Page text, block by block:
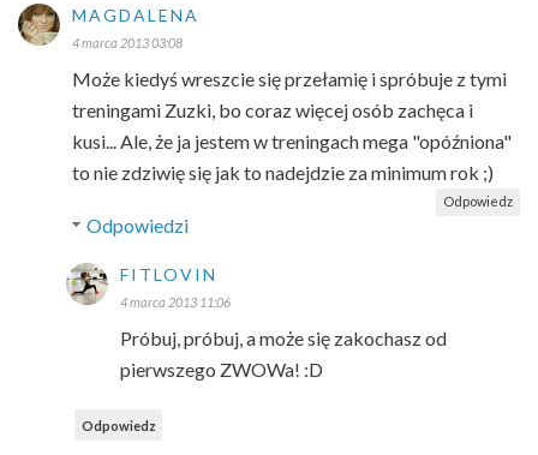
MAGDALENA
4 marca 2013 03:08
Może kiedyś wreszcie się przełamię i spróbuje z tymi
treningami Zuzki, bo coraz więcej osób zachęca i
kusi... Ale, że ja jestem w treningach mega "opóźniona"
to nie zdziwię się jak to nadejdzie za minimum rok ;)
Odpowiedz
Odpowiedzi
FITLOVIN
4 marca 2013 11:06
Próbuj, próbuj, a może się zakochasz od
pierwszego ZWOWa! :D
Odpowiedz